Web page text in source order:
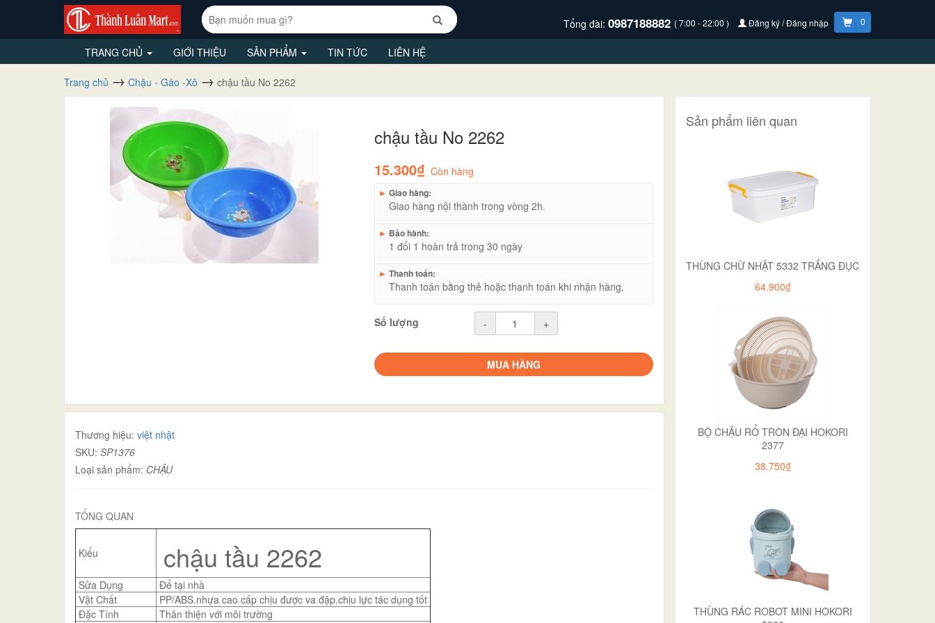
Tổng đài: 0987188882 ( 7:00 - 22:00 ) Đăng ký / Đăng nhập 0
TRANG CHỦ GIỚI THIỆU SẢN PHẨM TIN TỨC LIÊN HỆ
Trang chủ Chậu - Gáo -Xô chậu tầu No 2262
chậu tầu No 2262
15.300₫ Còn hàng
► Giao hàng:
Giao hàng nội thành trong vòng 2h.
► Bảo hành:
1 đổi 1 hoàn trả trong 30 ngày
► Thanh toán:
Thanh toán bằng thẻ hoặc thanh toán khi nhận hàng.
Số lượng - +
MUA HÀNG
Thương hiệu: việt nhật
SKU: SP1376
Loại sản phẩm: CHẬU
TỔNG QUAN
Kiểu chậu tầu 2262
Sửa Dụng
Để tại nhà
Vật Chất
PP/ABS.nhựa cao cấp chịu được va đập.chịu lực tác dụng tốt
Đặc Tính
Thân thiện với môi trường
Sản phẩm liên quan
THÙNG CHỮ NHẬT 5332 TRẮNG ĐỤC
64.900₫
BỘ CHẬU RỔ TRÒN ĐẠI HOKORI
2377
38.750₫
THÙNG RÁC ROBOT MINI HOKORI